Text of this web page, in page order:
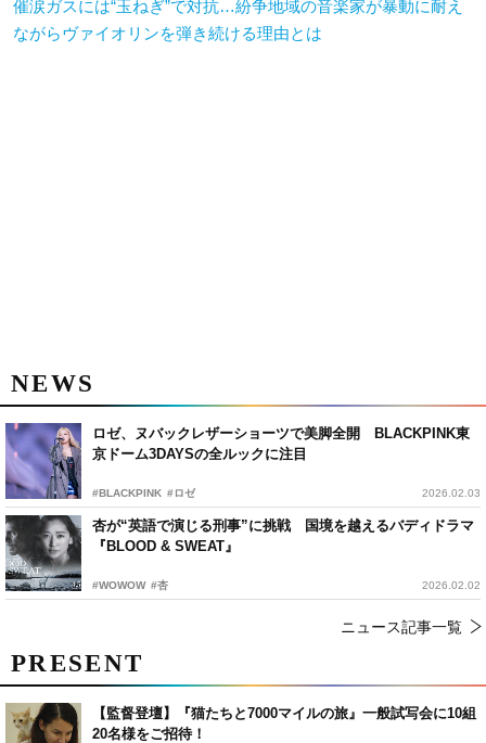
催涙ガスには“玉ねぎ”で対抗…紛争地域の音楽家が暴動に耐え
ながらヴァイオリンを弾き続ける理由とは
NEWS
ロゼ、ヌバックレザーショーツで美脚全開 BLACKPINK東
京ドーム3DAYSの全ルックに注目
#BLACKPINK #ロゼ 2026.02.03
杏が“英語で演じる刑事”に挑戦 国境を越えるバディドラマ
『BLOOD & SWEAT』
#WOWOW #杏 2026.02.02
ニュース記事一覧
PRESENT
【監督登壇】『猫たちと7000マイルの旅』一般試写会に10組
20名様をご招待！